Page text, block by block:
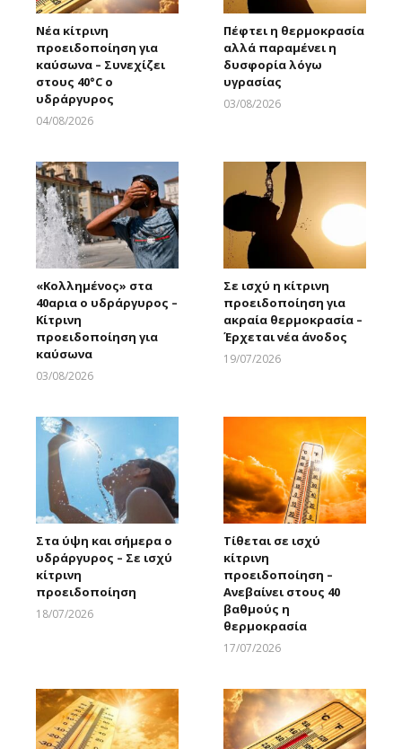
Νέα κίτρινη
προειδοποίηση για
καύσωνα – Συνεχίζει
στους 40°C ο
υδράργυρος
04/08/2026
Πέφτει η θερμοκρασία
αλλά παραμένει η
δυσφορία λόγω
υγρασίας
03/08/2026
«Κολλημένος» στα
40αρια ο υδράργυρος –
Κίτρινη
προειδοποίηση για
καύσωνα
03/08/2026
Σε ισχύ η κίτρινη
προειδοποίηση για
ακραία θερμοκρασία –
Έρχεται νέα άνοδος
19/07/2026
Στα ύψη και σήμερα ο
υδράργυρος – Σε ισχύ
κίτρινη
προειδοποίηση
18/07/2026
Τίθεται σε ισχύ
κίτρινη
προειδοποίηση –
Ανεβαίνει στους 40
βαθμούς η
θερμοκρασία
17/07/2026